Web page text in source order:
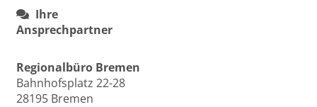
Ihre
Ansprechpartner
Regionalbüro Bremen
Bahnhofsplatz 22-28
28195 Bremen